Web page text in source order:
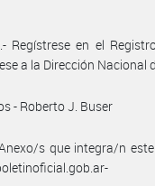
Regístrese en el
a la Dirección
- Roberto J. Buser
s que integra/n